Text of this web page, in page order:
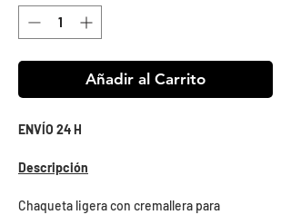
Añadir al Carrito
ENVÍO 24 H
Descripción
Chaqueta ligera con cremallera para